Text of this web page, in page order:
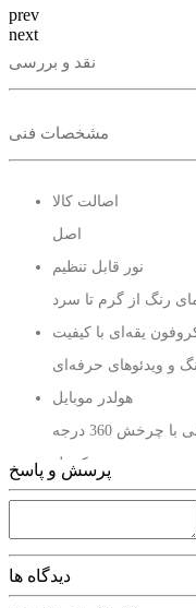
prev
next
نقد و بررسی
مشخصات فنی
اصالت کالا
اصل
نور قابل تنظیم
یقه‌ای با کیفیت
هولدر موبایل
ریموت کنترل
قابل حمل و سبک
ساخت مقاوم
پرسش و پاسخ
دیدگاه ها